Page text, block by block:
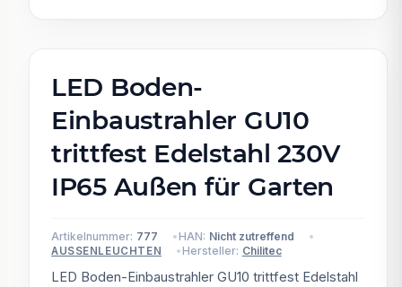
LED Boden-
Einbaustrahler GU10
trittfest Edelstahl 230V
IP65 Außen für Garten
Artikelnummer: 777 HAN: Nicht zutreffend
AUSSENLEUCHTEN Hersteller: Chilitec
LED Boden-Einbaustrahler GU10 trittfest Edelstahl